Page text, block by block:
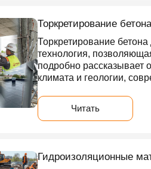
Торкретирование
Торкретирование
технология,
подробно рассказывает
климата и геологии,
Читать
Гидроизоляционные